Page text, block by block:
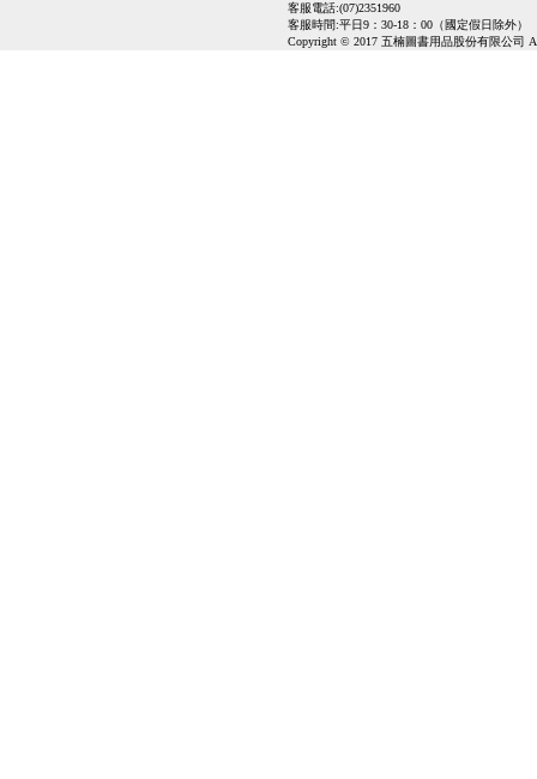
客服電話:(07)2351960
客服時間:平日9：30-18：00（國定假日除外）
Copyright © 2017 五楠圖書用品股份有限公司